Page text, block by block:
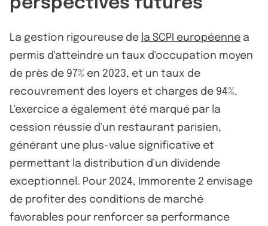
La gestion rigoureuse de la SCPI européenne a
permis d'atteindre un taux d'occupation moyen
de près de 97% en 2023, et un taux de
recouvrement des loyers et charges de 94%.
L'exercice a également été marqué par la
cession réussie d'un restaurant parisien,
générant une plus-value significative et
permettant la distribution d'un dividende
exceptionnel. Pour 2024, Immorente 2 envisage
de profiter des conditions de marché
favorables pour renforcer sa performance